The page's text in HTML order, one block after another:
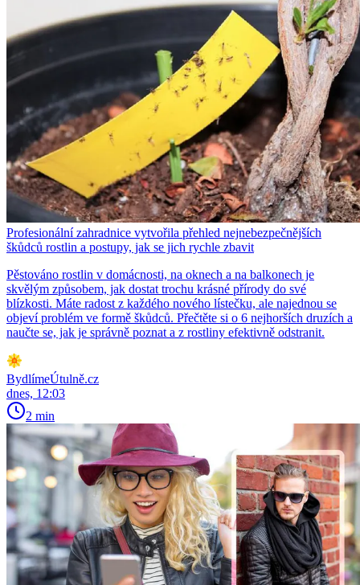
Profesionální zahradnice vytvořila přehled nejnebezpečnějších
škůdců rostlin a postupy, jak se jich rychle zbavit
Pěstováno rostlin v domácnosti, na oknech a na balkonech je
skvělým způsobem, jak dostat trochu krásné přírody do své
blízkosti. Máte radost z každého nového lístečku, ale najednou se
objeví problém ve formě škůdců. Přečtěte si o 6 nejhorších druzích a
naučte se, jak je správně poznat a z rostliny efektivně odstranit.
BydlímeÚtulně.cz
dnes, 12:03
2 min